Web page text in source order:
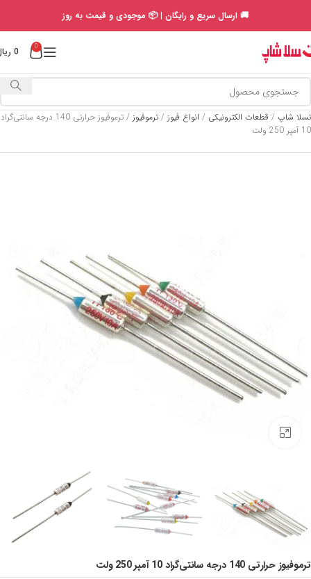
🚚 ارسال سریع و رایگان | 📦 موجودی و قیمت به روز
0
0
تسلا شاپ / قطعات الکترونیکی / انواع فیوز / ترموفیوز /
ترموفیوز حرارتی 140 درجه سانتی‌گراد
10 آمپر 250 ولت
ترموفیوز حرارتی 140 درجه سانتی‌گراد 10 آمپر 250 ولت